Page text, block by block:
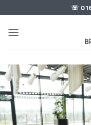
Inhalt
springen
☏